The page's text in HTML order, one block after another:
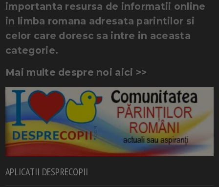
importanta resursa de informatii online
in limba romana adresata parintilor si
celor care doresc sa intre in aceasta
categorie.
Mai multe despre noi aici >>
APLICATII DESPRECOPII